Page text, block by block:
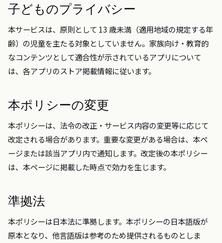
子どものプライバシー
本サービスは、原則として 13 歳未満（適用地域の規定する年
齢）の児童を主たる対象としていません。家族向け・教育的
なコンテンツとして適合性が示されているアプリについて
は、各アプリのストア掲載情報に従います。
本ポリシーの変更
本ポリシーは、法令の改正・サービス内容の変更等に応じて
改定される場合があります。重要な変更がある場合は、本ペ
ージまたは該当アプリ内で通知します。改定後の本ポリシー
は、本ページに掲載した時点で効力を生じます。
準拠法
本ポリシーは日本法に準拠します。本ポリシーの日本語版が
原本となり、他言語版は参考のため提供されるものとしま